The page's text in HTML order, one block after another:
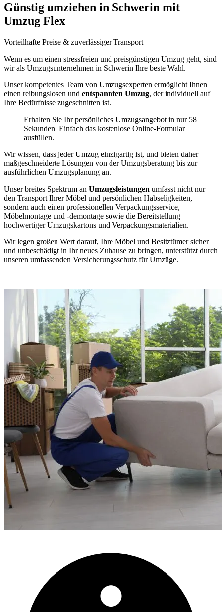
Günstig umziehen in Schwerin mit
Umzug Flex
Vorteilhafte Preise & zuverlässiger Transport
Wenn es um einen stressfreien und preisgünstigen Umzug geht, sind
wir als Umzugsunternehmen in Schwerin Ihre beste Wahl.
Unser kompetentes Team von Umzugsexperten ermöglicht Ihnen
einen reibungslosen und entspannten Umzug, der individuell auf
Ihre Bedürfnisse zugeschnitten ist.
Erhalten Sie Ihr persönliches Umzugsangebot in nur 58
Sekunden. Einfach das kostenlose Online-Formular
ausfüllen.
Wir wissen, dass jeder Umzug einzigartig ist, und bieten daher
maßgeschneiderte Lösungen von der Umzugsberatung bis zur
ausführlichen Umzugsplanung an.
Unser breites Spektrum an Umzugsleistungen umfasst nicht nur
den Transport Ihrer Möbel und persönlichen Habseligkeiten,
sondern auch einen professionellen Verpackungsservice,
Möbelmontage und -demontage sowie die Bereitstellung
hochwertiger Umzugskartons und Verpackungsmaterialien.
Wir legen großen Wert darauf, Ihre Möbel und Besitztümer sicher
und unbeschädigt in Ihr neues Zuhause zu bringen, unterstützt durch
unseren umfassenden Versicherungsschutz für Umzüge.